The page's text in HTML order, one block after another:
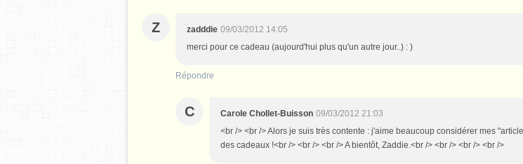
Z zadddie 09/03/2012 14:05
merci pour ce cadeau (aujourd'hui plus qu'un autre jour..) : )
Répondre
C Carole Chollet-Buisson 09/03/2012 21:03
<br /> <br /> Alors je suis très contente : j'aime beaucoup considérer mes
des cadeaux !<br /> <br /> <br /> A bientôt, Zaddie.<br /> <br /> <br /> <br />